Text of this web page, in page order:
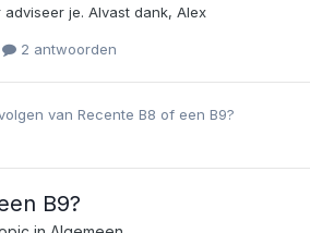
je. Alvast dank, Alex
2 antwoorden
van Recente B8 of een B9?
B9?